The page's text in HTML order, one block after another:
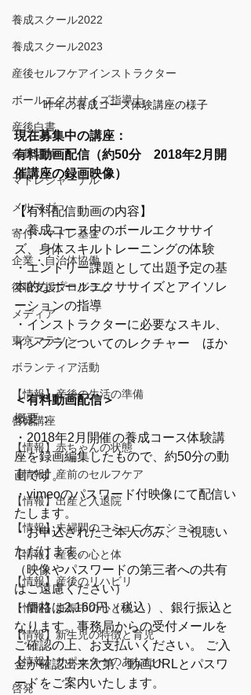
養成スクール2022
養成スクール2023
産後セルフケアインストラクター
ボールエクササイズ指導士
産後白書
会員活動
マドレジャーナル
メルマガ
寄付・マドレ基金
企業・自治体協働
復職支援プログラム
メディア
東京マラソン
ボランティア活動
【情報】産後の生活の準備
啓発講座
【情報】赤ちゃんの状態
【情報】産前のセルフケア
【情報】出産と入退院
【情報】夫婦間のコミュニケーション
【情報】産後の心と体
【情報】産後のリハビリ
【情報】妊娠中の心と体
【情報】新生児の特徴と育児
【情報】サポーターのあなたへ
啓発
昨年の養成コース体験講座の様子
現在募集中の講座：
有料動画配信（約50分　2018年2月開
催講座の録画映像）
【有料配信動画の内容】
・養成コース中のボールエクササイ
ズ、身体スキルトレーニングの体験
・エントリー課題として出題予定の基
本的なボールエクササイズとアイソレ
ーションの指導
・インストラクターに必要なスキル、
インフラについてのレクチャー　ほか
＜有料動画配信＞
概要：
・2018年2月開催の養成コース体験講
座を録画編集したもので、約50分の動
画です。
・vimeoのパスワード付映像にて配信い
たします。
・お申込されたご本人のみ、ご視聴い
ただけます。
（映像やパスワードの第三者への共有
はご遠慮ください）
・価格は2,160円（税込）、銀行振込と
なります。事務局からの受付メールを
ご確認の上、お支払いください。 ご入
金が確認出来次第、動画URLとパスワ
ードをご案内いたします。